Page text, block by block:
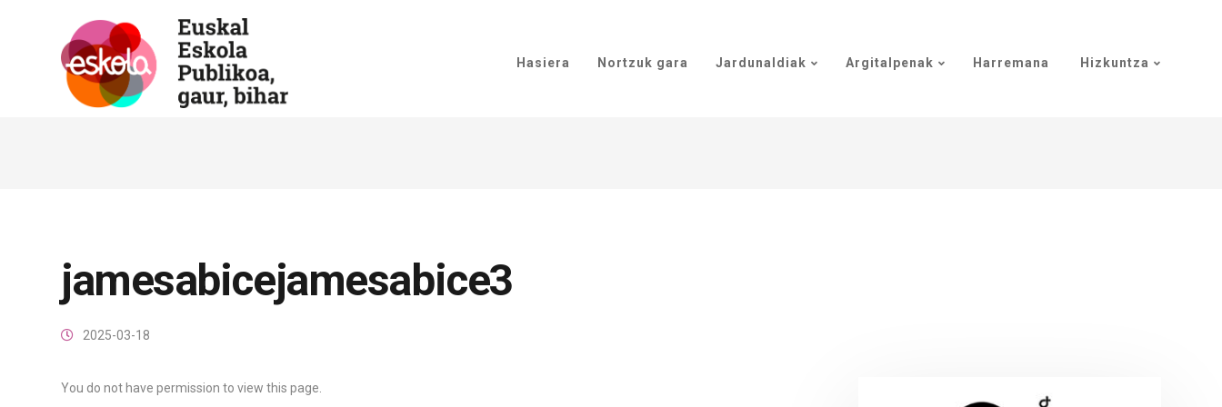
Hasiera Nortzuk gara Jardunaldiak Argitalpenak Harremana Hizkuntza
jamesabicejamesabice3
2025-03-18
You do not have permission to view this page.